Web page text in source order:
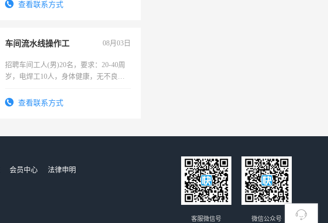
查看联系方式
车间流水线操作工 08月03日
招聘车间工人(男)20名，要求：20-40周
岁，电焊工10人，身体健康，无不良嗜
宿，免费发放劳保用品，两班倒，每月
查看联系方式
会员中心
法律申明
微信公众号
客服微信号